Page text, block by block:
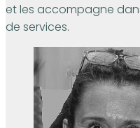
et les accompagne
de services.